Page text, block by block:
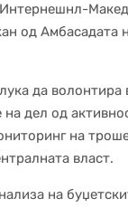
од Амбасадата
да волонтира
дел од
на
власт.
на